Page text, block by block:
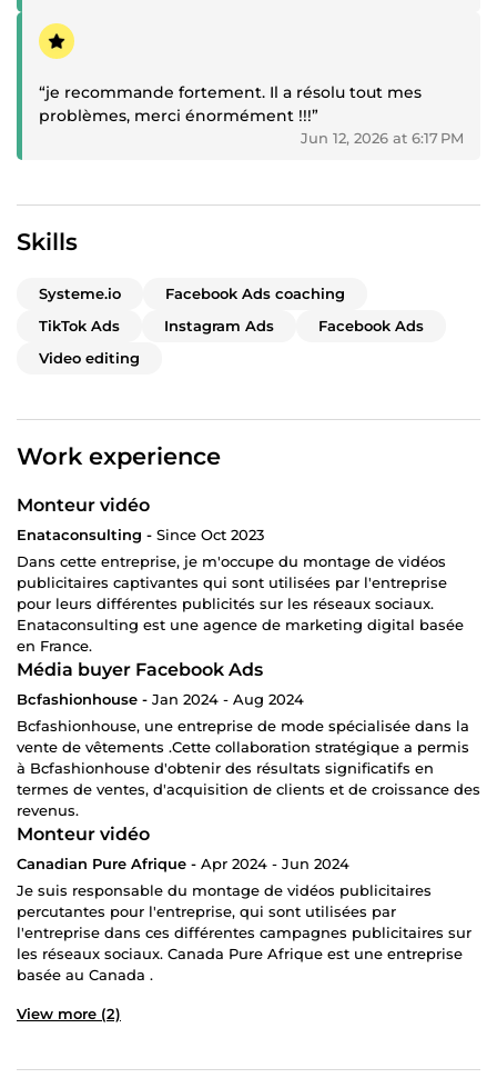
Positive review
“je recommande fortement. Il a résolu tout mes
problèmes, merci énormément !!!”
Jun 12, 2026 at 6:17 PM
Skills
Systeme.io
Facebook Ads coaching
TikTok Ads
Instagram Ads
Facebook Ads
Video editing
Work experience
Monteur vidéo
Enataconsulting - Since Oct 2023
Dans cette entreprise, je m'occupe du montage de vidéos
publicitaires captivantes qui sont utilisées par l'entreprise
pour leurs différentes publicités sur les réseaux sociaux.
Enataconsulting est une agence de marketing digital basée
en France.
Média buyer Facebook Ads
Bcfashionhouse - Jan 2024 - Aug 2024
Bcfashionhouse, une entreprise de mode spécialisée dans la
vente de vêtements .Cette collaboration stratégique a permis
à Bcfashionhouse d'obtenir des résultats significatifs en
termes de ventes, d'acquisition de clients et de croissance des
revenus.
Monteur vidéo
Canadian Pure Afrique - Apr 2024 - Jun 2024
Je suis responsable du montage de vidéos publicitaires
percutantes pour l'entreprise, qui sont utilisées par
l'entreprise dans ces différentes campagnes publicitaires sur
les réseaux sociaux. Canada Pure Afrique est une entreprise
basée au Canada .
View more (2)